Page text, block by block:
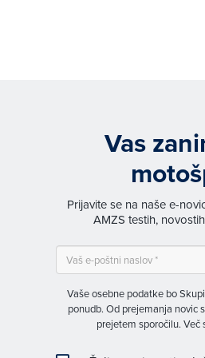
Vas
Prijavite se na naše e-
AMZS testih,
Vaše osebne podatke bo
ponudb. Od prejemanja novic
prejetem sporočilu. Več